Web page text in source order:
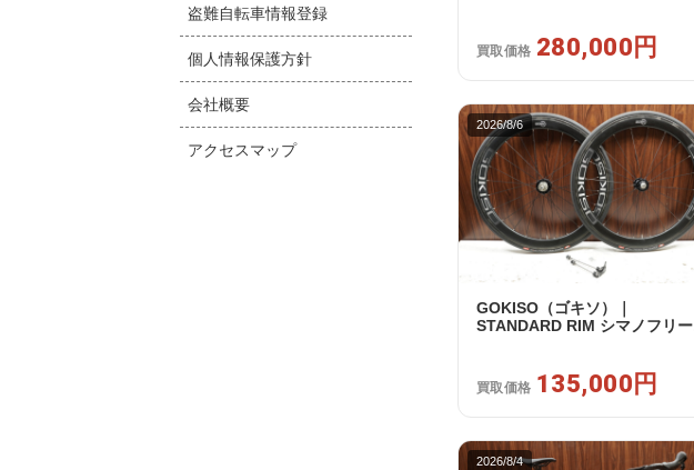
買取価格 280,000円
2026/8/6
GOKISO（ゴキソ）｜
STANDARD RIM シマノフリー
買取価格 135,000円
2026/8/4
盗難自転車情報登録
個人情報保護方針
会社概要
アクセスマップ